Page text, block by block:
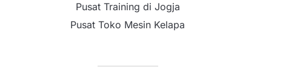
Pusat Training di Jogja
Pusat Toko Mesin Kelapa